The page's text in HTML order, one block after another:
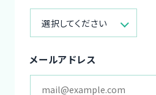
選択してください
メールアドレス